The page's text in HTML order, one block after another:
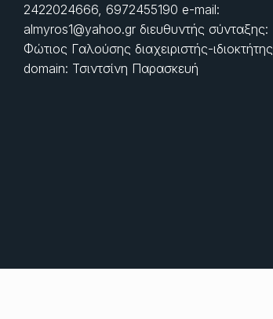
2422024666, 6972455190 e-mail:
almyros1@yahoo.gr διευθυντής σύνταξης:
Φώτιος Γαλούσης διαχειριστής-ιδιοκτήτης
domain: Τσιντσίνη Παρασκευή